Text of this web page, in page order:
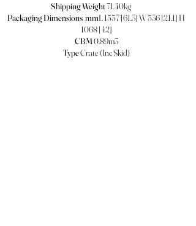
Shipping Weight71.40kg
Packaging Dimensions mmL 1557 [61.3] W 536 [21.1] H
1068 [42]
CBM0.89m3
TypeCrate (Inc Skid)